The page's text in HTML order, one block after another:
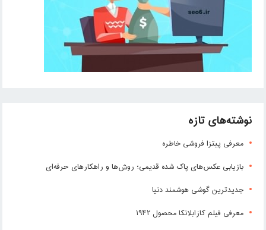
نوشته‌های تازه
معرفی پیتزا فروشی خاطره
بازیابی عکس‌های پاک شده قدیمی؛ روش‌ها و راهکارهای حرفه‌ای
جدیدترین گوشی هوشمند دنیا
معرفی فیلم کازابلانکا محصول ۱۹۴۲